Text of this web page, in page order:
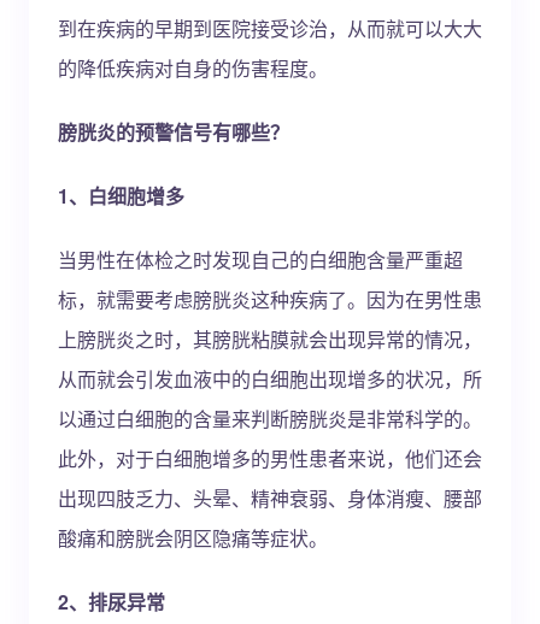
到在疾病的早期到医院接受诊治，从而就可以大大
的降低疾病对自身的伤害程度。
膀胱炎的预警信号有哪些？
1、白细胞增多
当男性在体检之时发现自己的白细胞含量严重超
标，就需要考虑膀胱炎这种疾病了。因为在男性患
上膀胱炎之时，其膀胱粘膜就会出现异常的情况，
从而就会引发血液中的白细胞出现增多的状况，所
以通过白细胞的含量来判断膀胱炎是非常科学的。
此外，对于白细胞增多的男性患者来说，他们还会
出现四肢乏力、头晕、精神衰弱、身体消瘦、腰部
酸痛和膀胱会阴区隐痛等症状。
2、排尿异常